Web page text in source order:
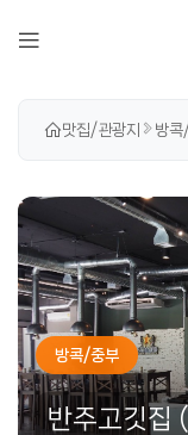
맛집/관광지 방
방콕/중부
반주고깃